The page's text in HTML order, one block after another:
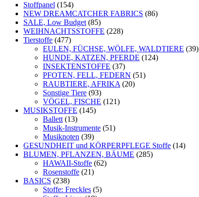
Stoffpanel (154)
NEW DREAMCATCHER FABRICS (86)
SALE, Low Budget (85)
WEIHNACHTSSTOFFE (228)
Tierstoffe (477)
EULEN, FÜCHSE, WÖLFE, WALDTIERE (39)
HUNDE, KATZEN, PFERDE (124)
INSEKTENSTOFFE (37)
PFOTEN, FELL, FEDERN (51)
RAUBTIERE, AFRIKA (20)
Sonstige Tiere (93)
VÖGEL, FISCHE (121)
MUSIKSTOFFE (145)
Ballett (13)
Musik-Instrumente (51)
Musiknoten (39)
GESUNDHEIT und KÖRPERPFLEGE Stoffe (14)
BLUMEN, PFLANZEN, BÄUME (285)
HAWAII-Stoffe (62)
Rosenstoffe (21)
BASICS (238)
Stoffe: Freckles (5)